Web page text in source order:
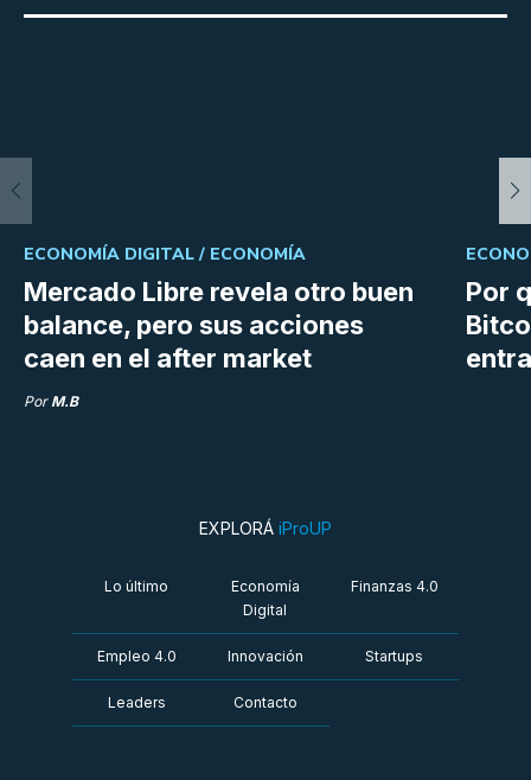
Mercado Libre revela otro buen
balance, pero sus acciones
caen en el after market
ECONOMÍA DIGITAL / ECONOMÍA
Por M.B
Por
EXPLORÁ iProUP
Lo último
Economía
Digital
Finanzas 4.0
Empleo 4.0 Innovación Startups
Leaders Contacto